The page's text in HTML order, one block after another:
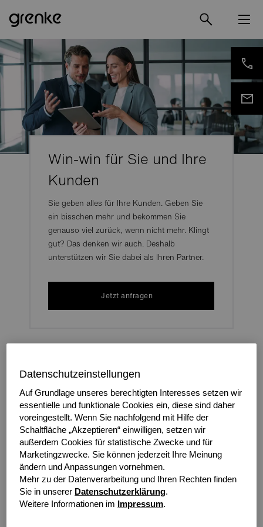
Win-win für Sie und Ihre
Kunden
Sie geben alles für Ihre Kunden. Geben Sie
ein bisschen mehr und bekommen Sie
genauso viel zurück, wenn nicht mehr. Klingt
gut? Das denken wir auch. Deshalb
unterstützen wir Sie dabei als Ihren Partner.
Jetzt anfragen
geben wir unseren Partnern die zusätzliche
erreichen. Mit der Miete über grenke können Sie Ihren
Kunden noch mehr Finanzierungsmöglichkeiten bieten
und zusätzliche Liquidität, Planung und Akquisitionen
ermöglichen, die das Budget zuvor nicht zuließ.
Und für Sie? Höherer Umsatz, größere Kundenbindung
und mehr Verkauf. Wie gesagt, mehr ist immer möglich.
Datenschutzeinstellungen
Auf Grundlage unseres berechtigten Interesses setzen wir
essentielle und funktionale Cookies ein, diese sind daher
voreingestellt. Wenn Sie nachfolgend mit Hilfe der
Schaltfläche „Akzeptieren“ einwilligen, setzen wir
außerdem Cookies für statistische Zwecke und für
Marketingzwecke. Sie können jederzeit Ihre Meinung
ändern und Anpassungen vornehmen.
Mehr zu der Datenverarbeitung und Ihren Rechten finden
Sie in unserer Datenschutzerklärung.
Weitere Informationen im Impressum.